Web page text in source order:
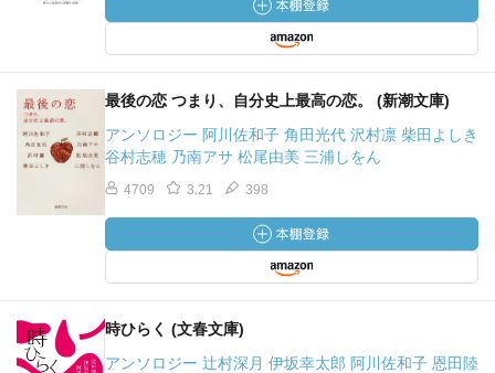
最後の恋 つまり、自分史上最高の恋。 (新潮文庫)
アンソロジー 阿川佐和子 角田光代 沢村凛 柴田よしき
谷村志穂 乃南アサ 松尾由美 三浦しをん
4709 3.21 398
時ひらく (文春文庫)
アンソロジー 辻村深月 伊坂幸太郎 阿川佐和子 恩田陸